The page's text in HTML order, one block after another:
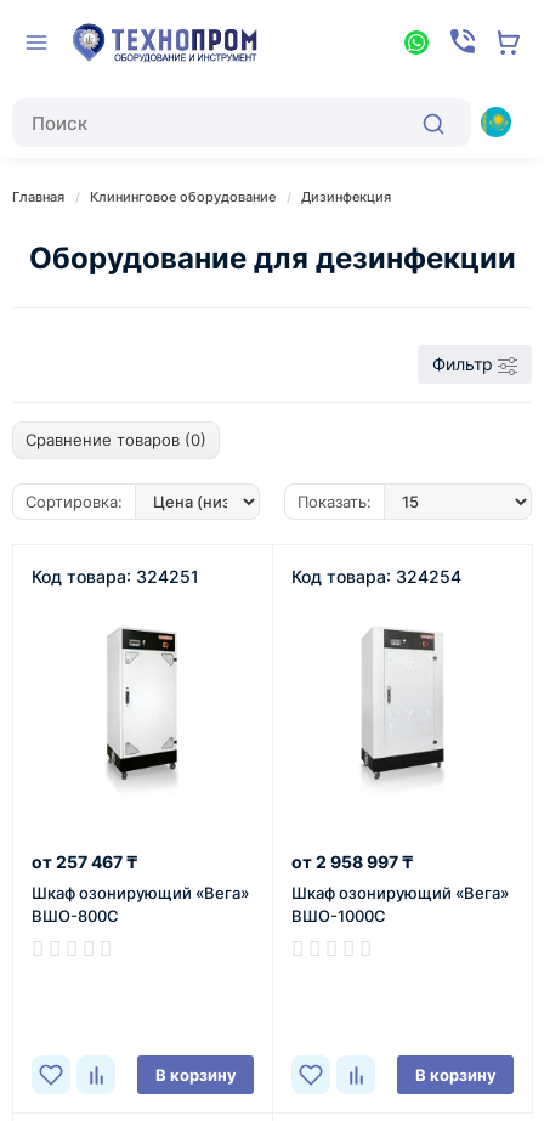
Главная Клининговое оборудование Дизинфекция
Оборудование для дезинфекции
Фильтр
Сравнение товаров (0)
Сортировка: Показать:
Код товара: 324251
257 467 ₸
Шкаф озонирующий «Вега»
ВШО-800С
В корзину
Код товара: 324254
2 958 997 ₸
Шкаф озонирующий «Вега»
ВШО-1000С
В корзину